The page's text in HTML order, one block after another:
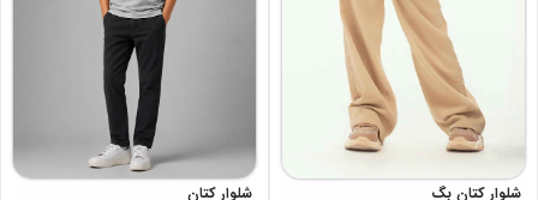
شلوار کتان بگ
شلوار کتان